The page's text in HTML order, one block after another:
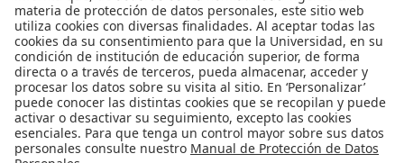
Ciudad
Movilización social
¿Quiénes somos?
Podcasts